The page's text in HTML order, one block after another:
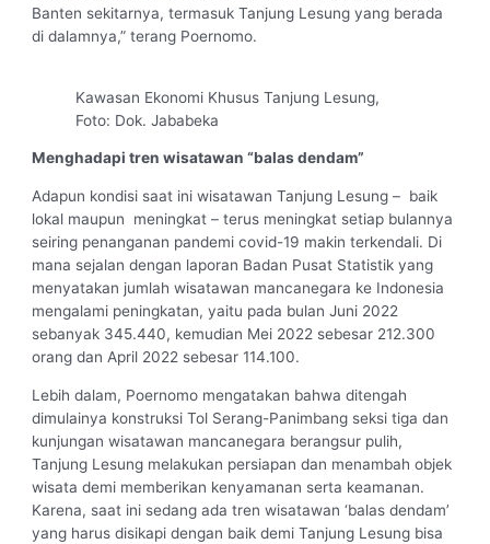
Banten sekitarnya, termasuk Tanjung Lesung yang berada
di dalamnya,” terang Poernomo.
Kawasan Ekonomi Khusus Tanjung Lesung,
Foto: Dok. Jababeka
Menghadapi tren wisatawan “balas dendam”
Adapun kondisi saat ini wisatawan Tanjung Lesung – baik
lokal maupun meningkat – terus meningkat setiap bulannya
seiring penanganan pandemi covid-19 makin terkendali. Di
mana sejalan dengan laporan Badan Pusat Statistik yang
menyatakan jumlah wisatawan mancanegara ke Indonesia
mengalami peningkatan, yaitu pada bulan Juni 2022
sebanyak 345.440, kemudian Mei 2022 sebesar 212.300
orang dan April 2022 sebesar 114.100.
Lebih dalam, Poernomo mengatakan bahwa ditengah
dimulainya konstruksi Tol Serang-Panimbang seksi tiga dan
kunjungan wisatawan mancanegara berangsur pulih,
Tanjung Lesung melakukan persiapan dan menambah objek
wisata demi memberikan kenyamanan serta keamanan.
Karena, saat ini sedang ada tren wisatawan ‘balas dendam’
yang harus disikapi dengan baik demi Tanjung Lesung bisa